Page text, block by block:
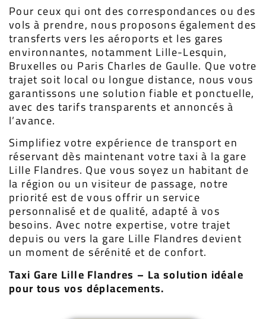
Pour ceux qui ont des correspondances ou des
vols à prendre, nous proposons également des
transferts vers les aéroports et les gares
environnantes, notamment Lille-Lesquin,
Bruxelles ou Paris Charles de Gaulle. Que votre
trajet soit local ou longue distance, nous vous
garantissons une solution fiable et ponctuelle,
avec des tarifs transparents et annoncés à
l’avance.
Simplifiez votre expérience de transport en
réservant dès maintenant votre taxi à la gare
Lille Flandres. Que vous soyez un habitant de
la région ou un visiteur de passage, notre
priorité est de vous offrir un service
personnalisé et de qualité, adapté à vos
besoins. Avec notre expertise, votre trajet
depuis ou vers la gare Lille Flandres devient
un moment de sérénité et de confort.
Taxi Gare Lille Flandres – La solution idéale
pour tous vos déplacements.